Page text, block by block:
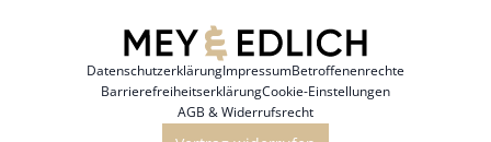
DatenschutzerklärungImpressumBetroffenenrechte
BarrierefreiheitserklärungCookie-Einstellungen
AGB & Widerrufsrecht